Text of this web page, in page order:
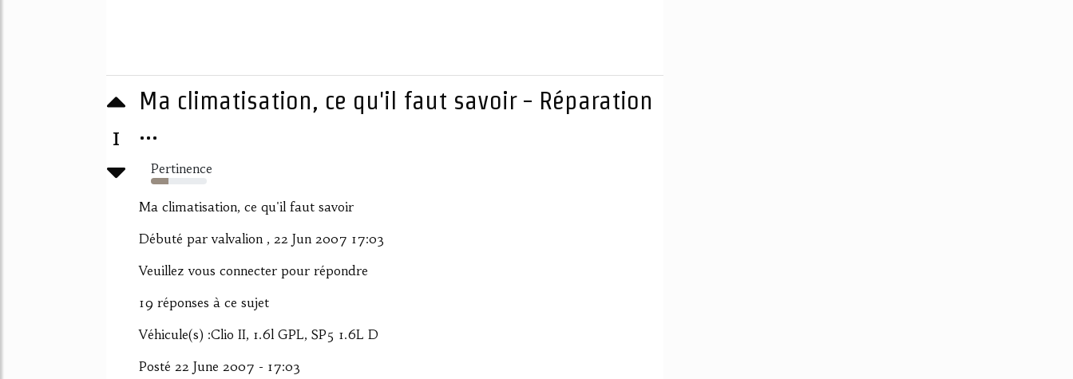
1
Ma climatisation, ce qu'il faut savoir - Réparation
...
Pertinence
32%
Ma climatisation, ce qu'il faut savoir
Débuté par valvalion , 22 Jun 2007 17:03
Veuillez vous connecter pour répondre
19 réponses à ce sujet
Véhicule(s) :Clio II, 1.6l GPL, SP5 1.6L D
Posté 22 June 2007 - 17:03